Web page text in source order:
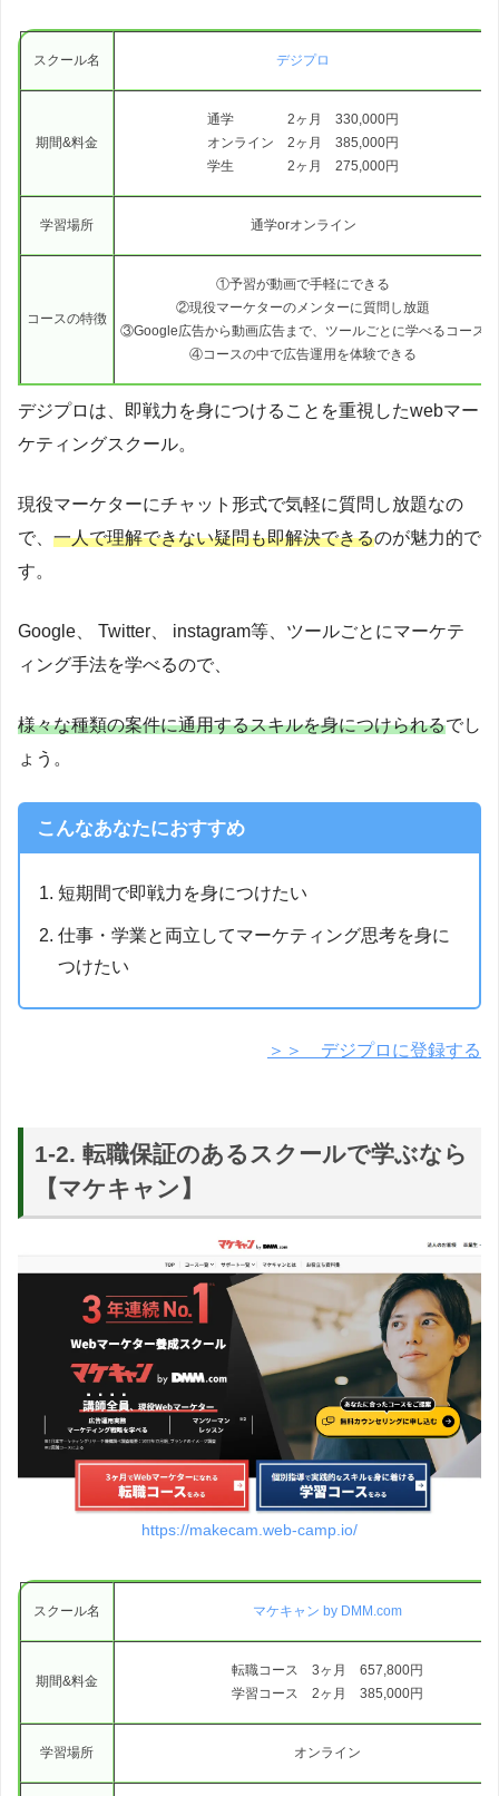
スクール名 デジプロ
期間&料金
通学 2ヶ月 330,000円
オンライン 2ヶ月 385,000円
学生 2ヶ月 275,000円
学習場所 通学orオンライン
コースの特徴
①予習が動画で手軽にできる
②現役マーケターのメンターに質問し放題
③Google広告から動画広告まで、ツールごとに学べるコース
④コースの中で広告運用を体験できる
デジプロは、即戦力を身につけることを重視したwebマー
ケティングスクール。
現役マーケターにチャット形式で気軽に質問し放題なの
で、 一人で理解できない疑問も即解決できるのが魅力的で
す。
Google、 Twitter、 instagram等、ツールごとにマーケテ
ィング手法を学べるので、
様々な種類の案件に通用するスキルを身につけられるでし
ょう。
こんなあなたにおすすめ
短期間で即戦力を身につけたい
仕事・学業と両立してマーケティング思考を身に
つけたい
＞＞ デジプロに登録する
1-2. 転職保証のあるスクールで学ぶなら
【マケキャン】
https://makecam.web-camp.io/
スクール名 マケキャン by DMM.com
期間&料金
転職コース 3ヶ月 657,800円
学習コース 2ヶ月 385,000円
学習場所 オンライン